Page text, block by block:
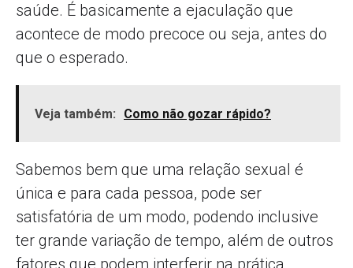
saúde. É basicamente a ejaculação que
acontece de modo precoce ou seja, antes do
que o esperado.
Veja também: Como não gozar rápido?
Sabemos bem que uma relação sexual é
única e para cada pessoa, pode ser
satisfatória de um modo, podendo inclusive
ter grande variação de tempo, além de outros
fatores que podem interferir na prática